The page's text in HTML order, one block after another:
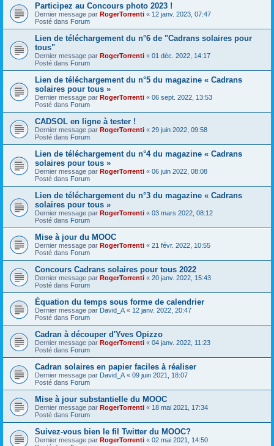
Participez au Concours photo 2023 !
Dernier message par RogerTorrenti « 12 janv. 2023, 07:47
Posté dans Forum
Lien de téléchargement du n°6 de "Cadrans solaires pour
tous"
Dernier message par RogerTorrenti « 01 déc. 2022, 14:17
Posté dans Forum
Lien de téléchargement du n°5 du magazine « Cadrans
solaires pour tous »
Dernier message par RogerTorrenti « 06 sept. 2022, 13:53
Posté dans Forum
CADSOL en ligne à tester !
Dernier message par RogerTorrenti « 29 juin 2022, 09:58
Posté dans Forum
Lien de téléchargement du n°4 du magazine « Cadrans
solaires pour tous »
Dernier message par RogerTorrenti « 06 juin 2022, 08:08
Posté dans Forum
Lien de téléchargement du n°3 du magazine « Cadrans
solaires pour tous »
Dernier message par RogerTorrenti « 03 mars 2022, 08:12
Posté dans Forum
Mise à jour du MOOC
Dernier message par RogerTorrenti « 21 févr. 2022, 10:55
Posté dans Forum
Concours Cadrans solaires pour tous 2022
Dernier message par RogerTorrenti « 20 janv. 2022, 15:43
Posté dans Forum
Équation du temps sous forme de calendrier
Dernier message par David_A « 12 janv. 2022, 20:47
Posté dans Forum
Cadran à découper d'Yves Opizzo
Dernier message par RogerTorrenti « 04 janv. 2022, 11:23
Posté dans Forum
Cadran solaires en papier faciles à réaliser
Dernier message par David_A « 09 juin 2021, 18:07
Posté dans Forum
Mise à jour substantielle du MOOC
Dernier message par RogerTorrenti « 18 mai 2021, 17:34
Posté dans Forum
Suivez-vous bien le fil Twitter du MOOC?
Dernier message par RogerTorrenti « 02 mai 2021, 14:50